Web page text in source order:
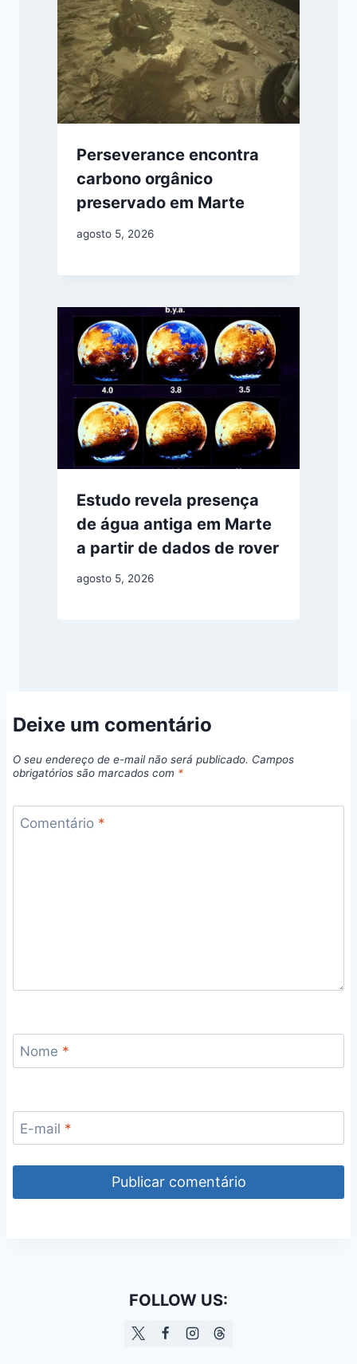
Perseverance encontra
carbono orgânico
preservado em Marte
agosto 5, 2026
Estudo revela presença
de água antiga em Marte
a partir de dados de rover
agosto 5, 2026
Deixe um comentário
O seu endereço de e-mail não será publicado. Campos
obrigatórios são marcados com *
Comentário *
Nome *
E-mail *
FOLLOW US: